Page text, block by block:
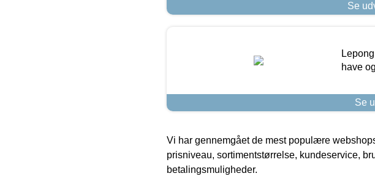
Se
have
Se
Vi har gennemgået de mest populære
prisniveau, sortimentstørrelse, kundeservice,
betalingsmuligheder.